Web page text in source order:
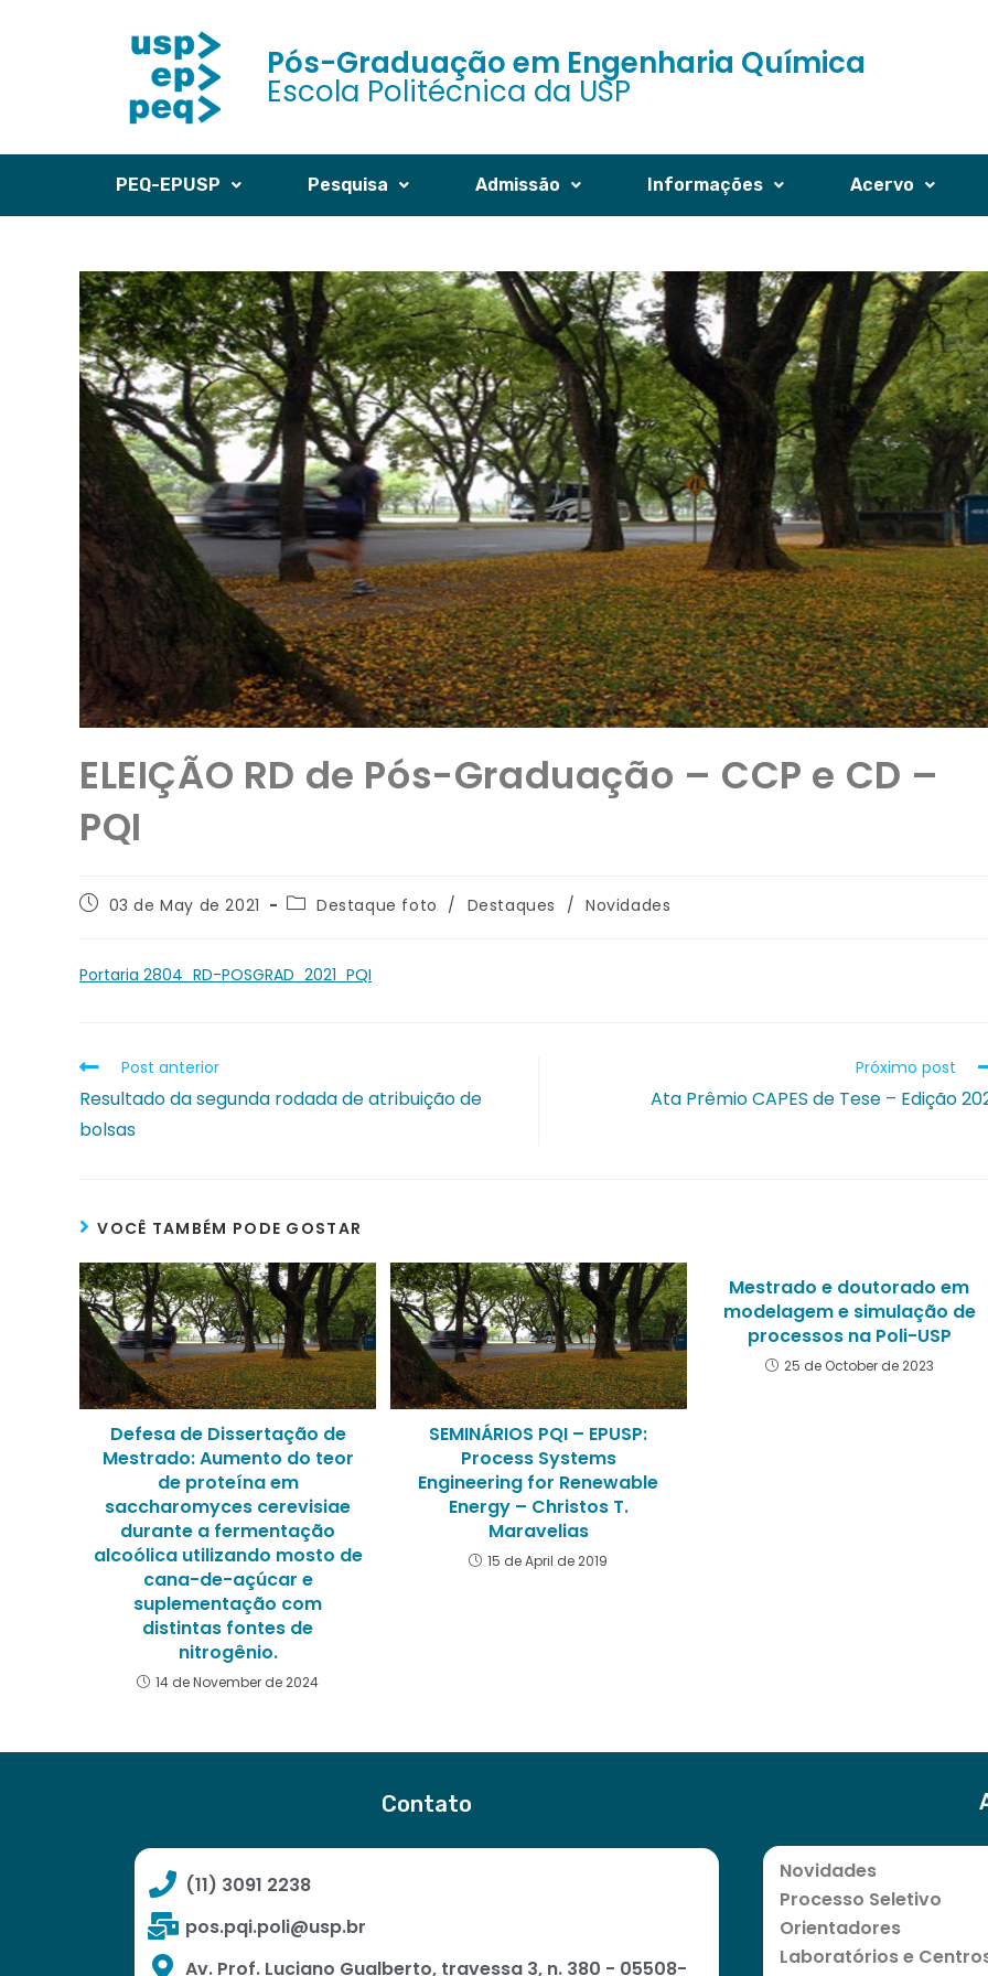
Pós-Graduação em Engenharia Química
Escola Politécnica da USP
PEQ-EPUSP Pesquisa Admissão Informações Acervo
ELEIÇÃO RD de Pós-Graduação – CCP e CD –
PQI
03 de May de 2021 Destaque foto / Destaques / Novidades
Portaria 2804_RD-POSGRAD_2021_PQI
Post anterior
Resultado da segunda rodada de atribuição de
bolsas
Próximo post
Ata Prêmio CAPES de Tese – Edição
VOCÊ TAMBÉM PODE GOSTAR
Defesa de Dissertação de
Mestrado: Aumento do teor
de proteína em
saccharomyces cerevisiae
durante a fermentação
alcoólica utilizando mosto de
cana-de-açúcar e
suplementação com
distintas fontes de
nitrogênio.
14 de November de 2024
SEMINÁRIOS PQI – EPUSP:
Process Systems
Engineering for Renewable
Energy – Christos T.
Maravelias
15 de April de 2019
Mestrado e doutorado em
modelagem e simulação de
processos na Poli-USP
25 de October de 2023
Contato
(11) 3091 2238
pos.pqi.poli@usp.br
Av. Prof. Luciano Gualberto, travessa 3, n. 380 - 05508-
Novidades
Processo Seletivo
Orientadores
Laboratórios e